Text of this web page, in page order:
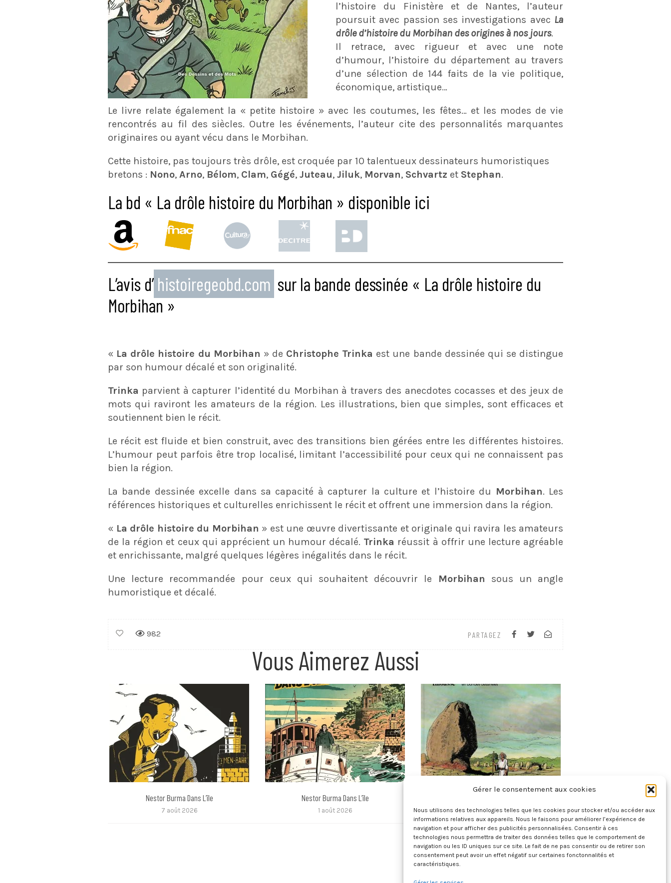
Gérer le consentement aux cookies
Nous utilisons des technologies telles que les cookies pour stocker et/ou accéder aux
informations relatives aux appareils. Nous le faisons pour améliorer l’expérience de
navigation et pour afficher des publicités personnalisées. Consentir à ces
technologies nous permettra de traiter des données telles que le comportement de
navigation ou les ID uniques sur ce site. Le fait de ne pas consentir ou de retirer son
consentement peut avoir un effet négatif sur certaines fonctonnalités et
caractéristiques.
l’histoire du Finistère et de Nantes, l’auteur
poursuit avec passion ses investigations avec La
drôle d’histoire du Morbihan des origines à nos jours.
Il retrace, avec rigueur et avec une note
d’humour, l’histoire du département au travers
d’une sélection de 144 faits de la vie politique,
économique, artistique…
Le livre relate également la « petite histoire » avec les coutumes, les fêtes… et les modes de vie
rencontrés au fil des siècles. Outre les événements, l’auteur cite des personnalités marquantes
originaires ou ayant vécu dans le Morbihan.
Cette histoire, pas toujours très drôle, est croquée par 10 talentueux dessinateurs humoristiques
bretons : Nono, Arno, Bélom, Clam, Gégé, Juteau, Jiluk, Morvan, Schvartz et Stephan.
La bd « La drôle histoire du Morbihan » disponible ici
L’avis d’ histoiregeobd.com sur la bande dessinée « La drôle histoire du
Morbihan »
« La drôle histoire du Morbihan » de Christophe Trinka est une bande dessinée qui se distingue
par son humour décalé et son originalité.
Trinka parvient à capturer l’identité du Morbihan à travers des anecdotes cocasses et des jeux de
mots qui raviront les amateurs de la région. Les illustrations, bien que simples, sont efficaces et
soutiennent bien le récit.
Le récit est fluide et bien construit, avec des transitions bien gérées entre les différentes histoires.
L’humour peut parfois être trop localisé, limitant l’accessibilité pour ceux qui ne connaissent pas
bien la région.
La bande dessinée excelle dans sa capacité à capturer la culture et l’histoire du Morbihan. Les
références historiques et culturelles enrichissent le récit et offrent une immersion dans la région.
« La drôle histoire du Morbihan » est une œuvre divertissante et originale qui ravira les amateurs
de la région et ceux qui apprécient un humour décalé. Trinka réussit à offrir une lecture agréable
et enrichissante, malgré quelques légères inégalités dans le récit.
Une lecture recommandée pour ceux qui souhaitent découvrir le Morbihan sous un angle
humoristique et décalé.
PARTAGEZ
982
Vous Aimerez Aussi
Nestor Burma Dans L’île
7 août 2026
Nestor Burma Dans L’île
1 août 2026 27 juillet 2026